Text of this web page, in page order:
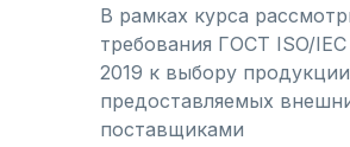
В рамках курса
требования ГОСТ ISO/IEC
2019 к выбору
предоставляемых
поставщиками